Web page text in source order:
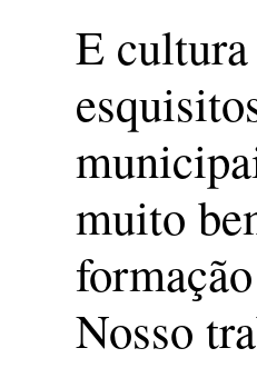
E
muito
Nosso